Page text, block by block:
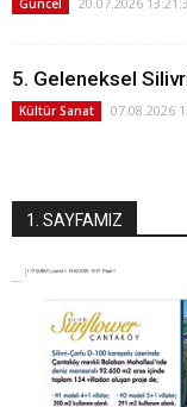
Güncel
5. Geleneksel
Kültür Sanat 07.08.2026
1. SAYFAMIZ